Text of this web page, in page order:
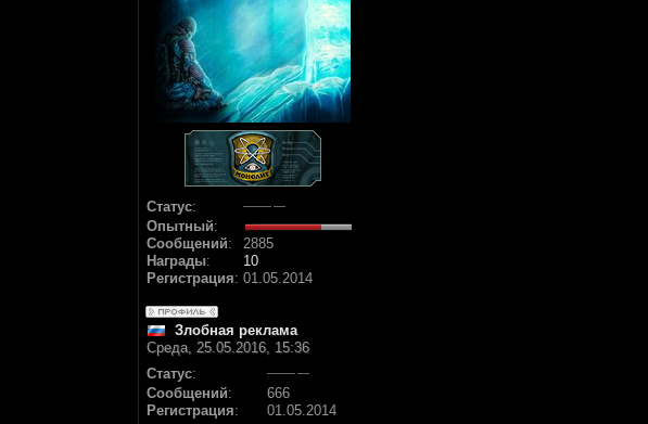
Статус:
Опытный:
Сообщений:
2885
Награды:
10
Регистрация: 01.05.2014
Злобная реклама
Среда, 25.05.2016, 15:36
Статус:
Сообщений:
666
Регистрация: 01.05.2014